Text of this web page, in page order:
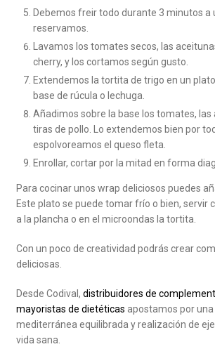
Debemos freir todo durante 3 minutos a
reservamos.
Lavamos los tomates secos, las
cherry, y los cortamos según gusto.
Extendemos la tortita de trigo en un
base de rúcula o lechuga.
Añadimos sobre la base los tomates, las
tiras de pollo. Lo extendemos bien por
espolvoreamos el queso fleta.
Enrollar, cortar por la mitad en forma
Para cocinar unos wrap deliciosos puedes
Este plato se puede tomar frío o bien, servir
a la plancha o en el microondas la tortita.
Con un poco de creatividad podrás crear
deliciosas.
Desde Codival,distribuidores de
mayoristas de dietéticas apostamos por
mediterránea equilibrada y realización de
vida sana.